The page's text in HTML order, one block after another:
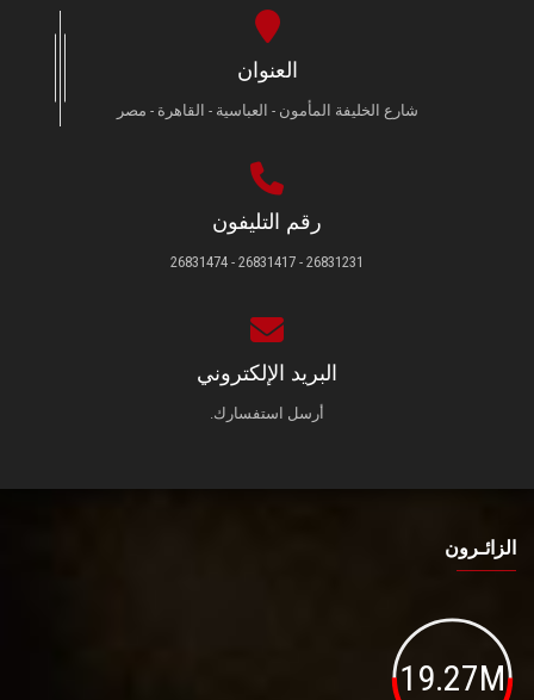
العنوان
شارع الخليفة المأمون - العباسية - القاهرة - مصر
رقم التليفون
26831231 - 26831417 - 26831474
البريد الإلكتروني
أرسل استفسارك.
الزائـرون
19.27M